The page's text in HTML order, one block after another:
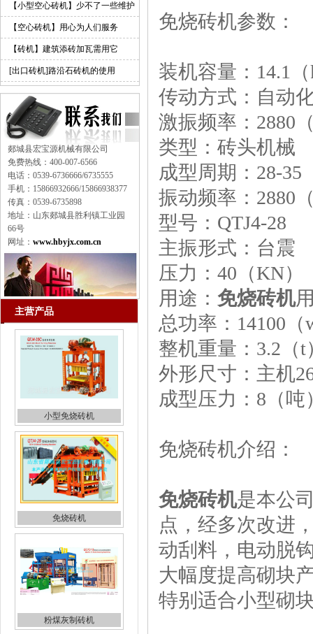
【小型空心砖机】少不了一些维护
【空心砖机】用心为人们服务
【砖机】建筑添砖加瓦需用它
[出口砖机]路沿石砖机的使用
郯城县宏宝源机械有限公司
免费热线：400-007-6566
电话：0539-6736666/6735555
手机：15866932666/15866938377
传真：0539-6735898
地址：山东郯城县胜利镇工业园
66号
网址： www.hbyjx.com.cn
主营产品
小型免烧砖机
免烧砖机
粉煤灰制砖机
免烧砖机参数：
装机容量：14.1
传动方式：自动
激振频率：2880
类型：砖头机械
成型周期：28-35
振动频率：2880
型号：QTJ4-28
主振形式：台震
压力：40（KN）
用途： 免烧砖机
总功率：14100（
整机重量：3.2（t
外形尺寸：主机
成型压力：8（吨
免烧砖机介绍：
免烧砖机是本公
点，经多次改进
动刮料，电动脱
大幅度提高砌块
特别适合小型砌